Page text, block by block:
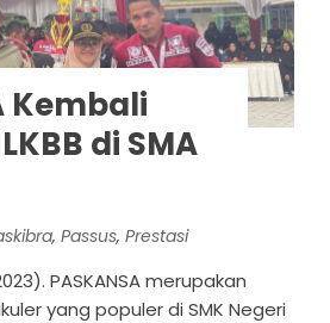
Kembali
di SMA
, Passus, Prestasi
PASKANSA merupakan
yang populer di SMK Negeri